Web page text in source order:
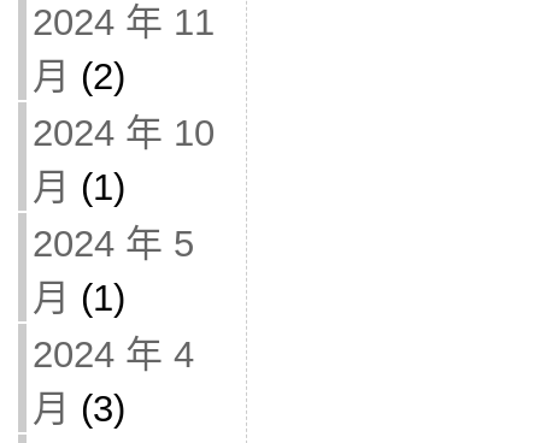
2024 年 11
月 (2)
2024 年 10
月 (1)
2024 年 5
月 (1)
2024 年 4
月 (3)